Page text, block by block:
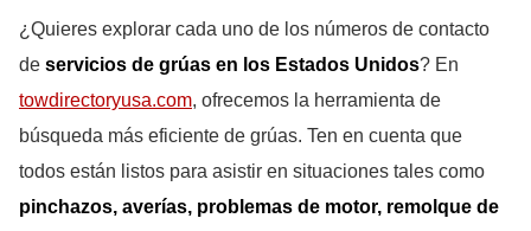
¿Quieres explorar cada uno de los números de contacto
de servicios de grúas en los Estados Unidos? En
towdirectoryusa.com, ofrecemos la herramienta de
búsqueda más eficiente de grúas. Ten en cuenta que
todos están listos para asistir en situaciones tales como
pinchazos, averías, problemas de motor, remolque de